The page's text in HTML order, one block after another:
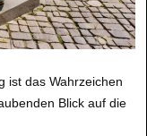
ist das Wahrzeichen
Blick auf die